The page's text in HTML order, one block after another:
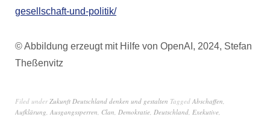
gesellschaft-und-politik/
© Abbildung erzeugt mit Hilfe von OpenAI, 2024, Stefan
Theßenvitz
Filed underZukunft Deutschland denken und gestalten Tagged Abschaffen,
Aufklärung, Ausgangssperren, Clan, Demokratie, Deutschland, Exekutive,